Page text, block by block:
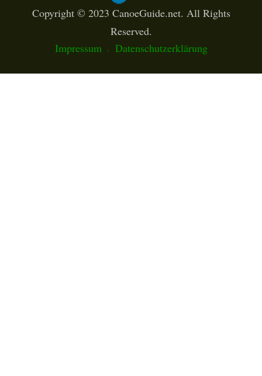
Copyright © 2023 CanoeGuide.net. All Rights
Reserved.
Impressum
Datenschutzerklärung